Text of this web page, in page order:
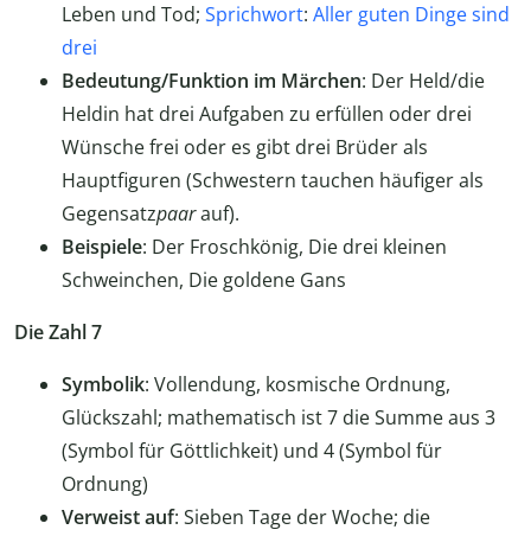
Leben und Tod; Sprichwort: Aller guten Dinge sind
drei
Bedeutung/Funktion im Märchen: Der Held/die
Heldin hat drei Aufgaben zu erfüllen oder drei
Wünsche frei oder es gibt drei Brüder als
Hauptfiguren (Schwestern tauchen häufiger als
Gegensatzpaarauf).
Beispiele: Der Froschkönig, Die drei kleinen
Schweinchen, Die goldene Gans
Die Zahl 7
Symbolik: Vollendung, kosmische Ordnung,
Glückszahl; mathematisch ist 7 die Summe aus 3
(Symbol für Göttlichkeit) und 4 (Symbol für
Ordnung)
Verweist auf: Sieben Tage der Woche; die